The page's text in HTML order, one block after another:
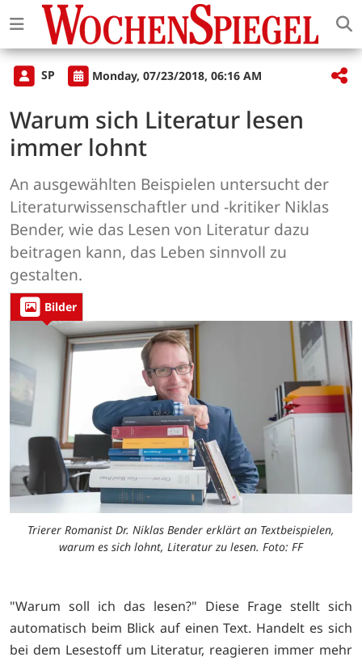
SP Monday, 07/23/2018, 06:16 AM
Warum sich Literatur lesen
immer lohnt
An ausgewählten Beispielen untersucht der
Literaturwissenschaftler und -kritiker Niklas
Bender, wie das Lesen von Literatur dazu
beitragen kann, das Leben sinnvoll zu
gestalten.
Bilder
Trierer Romanist Dr. Niklas Bender erklärt an Textbeispielen,
warum es sich lohnt, Literatur zu lesen. Foto: FF
"Warum soll ich das lesen?" Diese Frage stellt sich
automatisch beim Blick auf einen Text. Handelt es sich
bei dem Lesestoff um Literatur, reagieren immer mehr